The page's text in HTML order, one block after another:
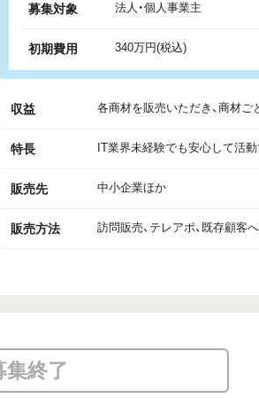
募集対象 法人・個人事業主
初期費用 340万円(税込)
収益 各商材を販売いただき、商材
特長 IT業界未経験でも安心して活
販売先 中小企業ほか
販売方法 訪問販売、テレアポ、既存顧客
集終了